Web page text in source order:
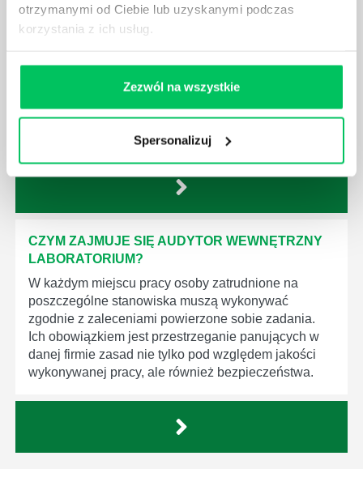
otrzymanymi od Ciebie lub uzyskanymi podczas
korzystania z ich usług.
Zezwól na wszystkie
Spersonalizuj
W związku z ogromnym rozwojem dzisiejszego
dziedziny gospodarki. Dzięki nim wszystkie firmy
będą zobowiązane przestrzegać zasad, których
wprowadzenie dąży do ujednolicenia jakości
produktów, które trafiają do klientów.
CZYM ZAJMUJE SIĘ AUDYTOR WEWNĘTRZNY
LABORATORIUM?
W każdym miejscu pracy osoby zatrudnione na
poszczególne stanowiska muszą wykonywać
zgodnie z zaleceniami powierzone sobie zadania.
Ich obowiązkiem jest przestrzeganie panujących w
danej firmie zasad nie tylko pod względem jakości
wykonywanej pracy, ale również bezpieczeństwa.